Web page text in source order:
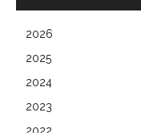
2026
2025
2024
2023